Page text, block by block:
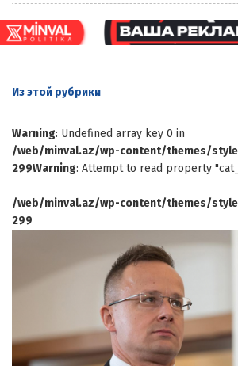
Из этой рубрики
Warning: Undefined array key 0 in
/web/minval.az/wp-content/themes/
299Warning: Attempt to read property
/web/minval.az/wp-content/themes/
299